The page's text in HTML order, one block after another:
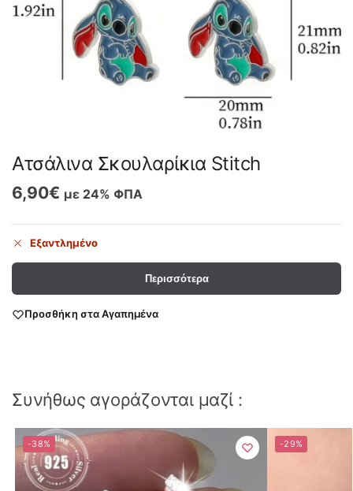
Ατσάλινα Σκουλαρίκια Stitch
6,90€ με 24% ΦΠΑ
Εξαντλημένο
Περισσότερα
Προσθήκη στα Αγαπημένα
Συνήθως αγοράζονται μαζί :
-38% -29%